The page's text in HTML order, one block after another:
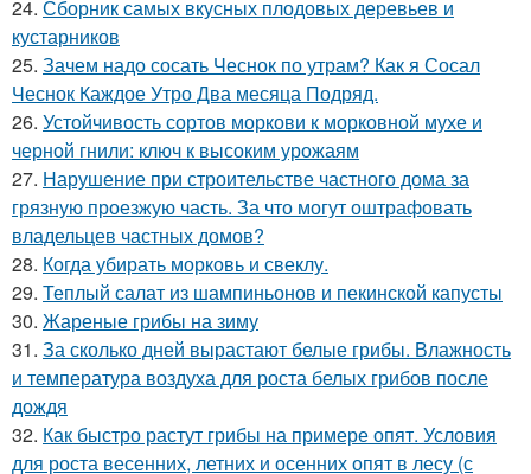
24. Сборник самых вкусных плодовых деревьев и
кустарников
25. Зачем надо сосать Чеснок по утрам? Как я Сосал
Чеснок Каждое Утро Два месяца Подряд.
26. Устойчивость сортов моркови к морковной мухе и
черной гнили: ключ к высоким урожаям
27. Нарушение при строительстве частного дома за
грязную проезжую часть. За что могут оштрафовать
владельцев частных домов?
28. Когда убирать морковь и свеклу.
29. Теплый салат из шампиньонов и пекинской капусты
30. Жареные грибы на зиму
31. За сколько дней вырастают белые грибы. Влажность
и температура воздуха для роста белых грибов после
дождя
32. Как быстро растут грибы на примере опят. Условия
для роста весенних, летних и осенних опят в лесу (с